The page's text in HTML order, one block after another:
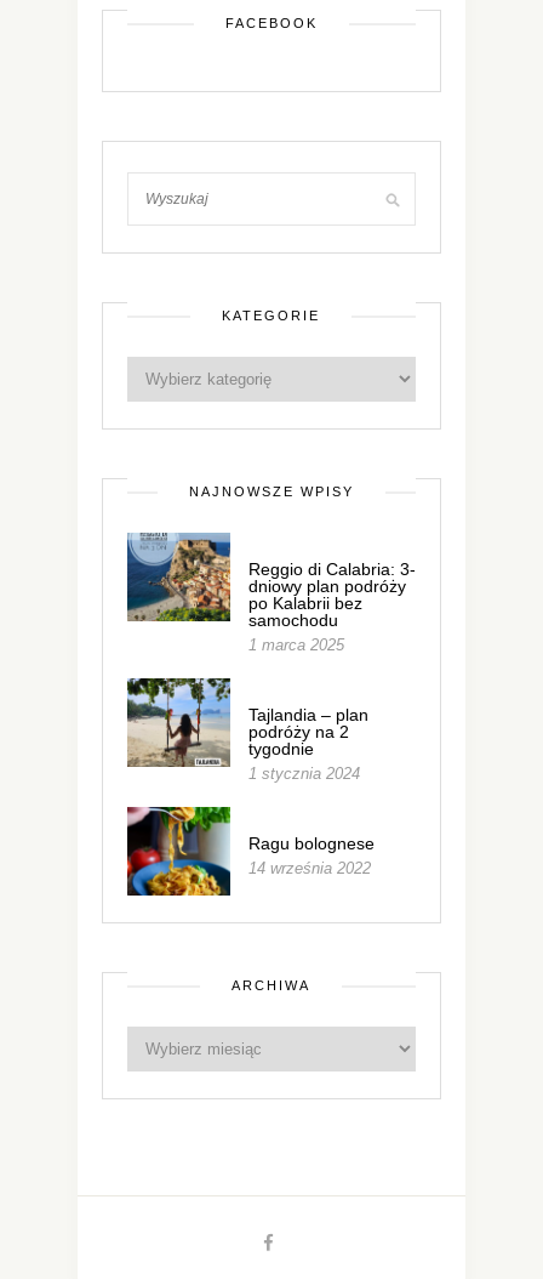
FACEBOOK
KATEGORIE
NAJNOWSZE WPISY
Reggio di Calabria: 3-
dniowy plan podróży
po Kalabrii bez
samochodu
1 marca 2025
Tajlandia – plan
podróży na 2
tygodnie
1 stycznia 2024
Ragu bolognese
14 września 2022
ARCHIWA